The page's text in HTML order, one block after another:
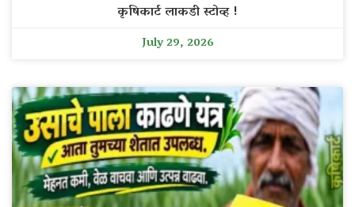
कृषिकार्ट लाकडी स्टोव्ह !
July 29, 2026